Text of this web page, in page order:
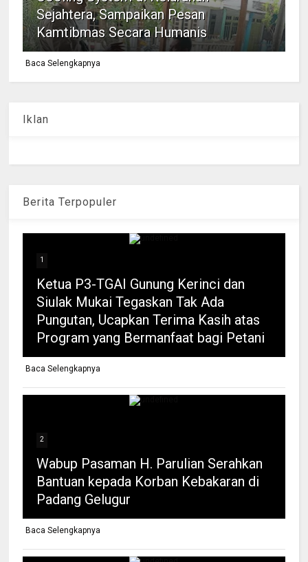
Sejahtera, Sampaikan Pesan
Kamtibmas Secara Humanis
Baca Selengkapnya
Iklan
Berita Terpopuler
1
Ketua P3-TGAI Gunung Kerinci dan
Siulak Mukai Tegaskan Tak Ada
Pungutan, Ucapkan Terima Kasih atas
Program yang Bermanfaat bagi Petani
Baca Selengkapnya
2
Wabup Pasaman H. Parulian Serahkan
Bantuan kepada Korban Kebakaran di
Padang Gelugur
Baca Selengkapnya